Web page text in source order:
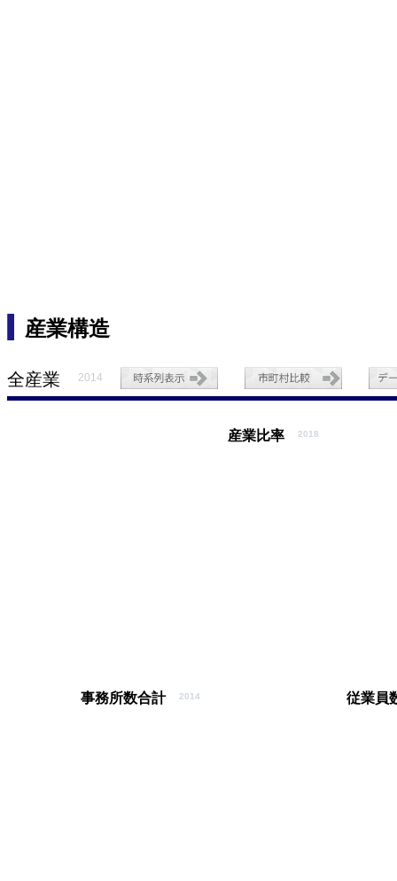
産業構造
全産業 2014
産業比率 2018
事務所数合計 2014 従業員